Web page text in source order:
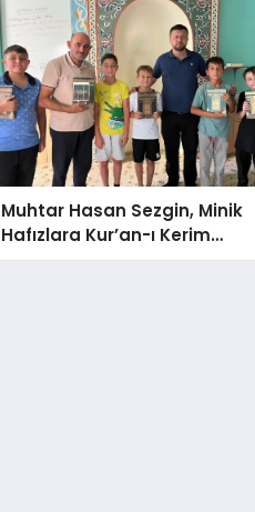
Muhtar Hasan Sezgin, Minik
Hafızlara Kur’an-ı Kerim
hediye etti